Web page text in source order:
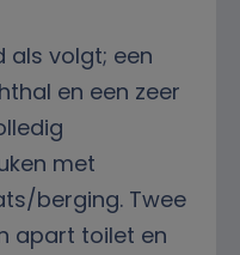
als volgt; een
en een zeer
met
berging. Twee
apart toilet en